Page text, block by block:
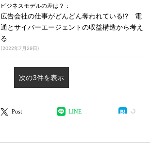
ビジネスモデルの差は？：
広告会社の仕事がどんどん奪われている!? 電
通とサイバーエージェントの収益構造から考え
る
(2022年7月29日)
次の3件を表示
Post LINE